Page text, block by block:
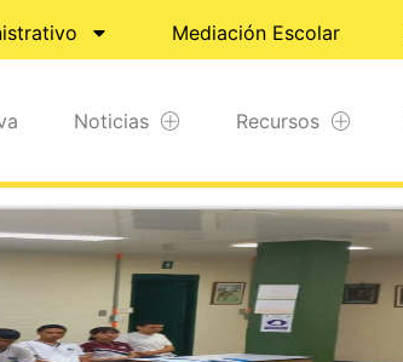
Mediación Escolar
Noticias Recursos